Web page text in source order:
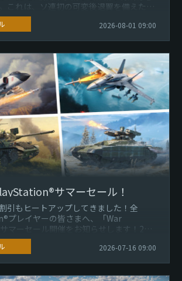
これは、ソ連初の可変後退翼を備えた航
Su-20やS...
2026-08-01 09:00
サマーセール！
引もヒートアップしてきました！全
プレイヤーの皆さまへ、「War
マーセール開催をお知らせします！2週
多くのプレミア...
2026-07-16 09:00